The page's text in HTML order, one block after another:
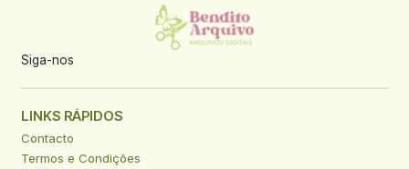
Siga-nos
LINKS RÁPIDOS
Contacto
Termos e Condições